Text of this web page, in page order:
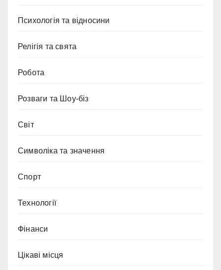
Психологія та відносини
Релігія та свята
Робота
Розваги та Шоу-біз
Світ
Символіка та значення
Спорт
Технології
Фінанси
Цікаві місця